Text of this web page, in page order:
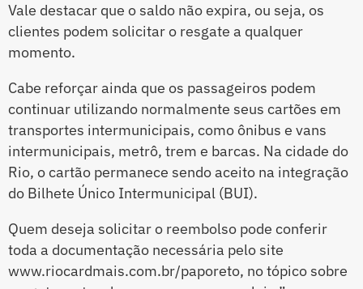
Vale destacar que o saldo não expira, ou seja, os
clientes podem solicitar o resgate a qualquer
momento.
Cabe reforçar ainda que os passageiros podem
continuar utilizando normalmente seus cartões em
transportes intermunicipais, como ônibus e vans
intermunicipais, metrô, trem e barcas. Na cidade do
Rio, o cartão permanece sendo aceito na integração
do Bilhete Único Intermunicipal (BUI).
Quem deseja solicitar o reembolso pode conferir
toda a documentação necessária pelo site
www.riocardmais.com.br/paporeto, no tópico sobre